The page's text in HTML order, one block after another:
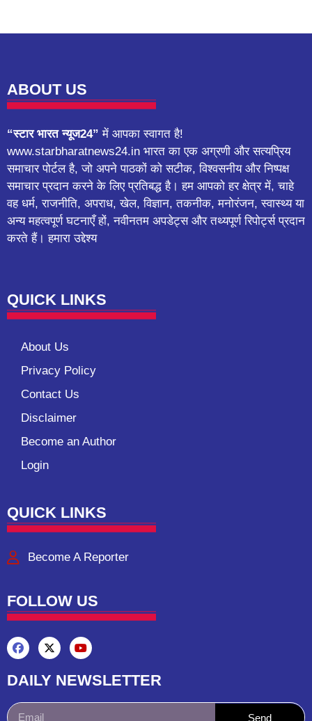
ABOUT US
“स्टार भारत न्यूज24” में आपका स्वागत है!
www.starbharatnews24.in भारत का एक अग्रणी और सत्यप्रिय
समाचार पोर्टल है, जो अपने पाठकों को सटीक, विश्वसनीय और निष्पक्ष
समाचार प्रदान करने के लिए प्रतिबद्ध है। हम आपको हर क्षेत्र में, चाहे
वह धर्म, राजनीति, अपराध, खेल, विज्ञान, तकनीक, मनोरंजन, स्वास्थ्य या
अन्य महत्वपूर्ण घटनाएँ हों, नवीनतम अपडेट्स और तथ्यपूर्ण रिपोर्ट्स प्रदान
करते हैं। हमारा उद्देश्य
QUICK LINKS
About Us
Privacy Policy
Contact Us
Disclaimer
Become an Author
Login
QUICK LINKS
Become A Reporter
FOLLOW US
DAILY NEWSLETTER
Send